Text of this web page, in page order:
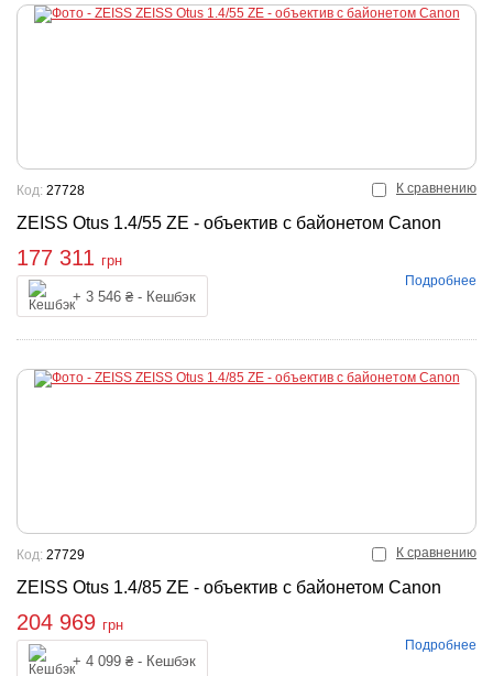
К сравнению
ZEISS Otus 1.4/55 ZE - объектив с байонетом Canon
Код: 27728
177 311 грн
+ 3 546 ₴ - Кешбэк
Купить Подробнее
К сравнению
ZEISS Otus 1.4/85 ZE - объектив с байонетом Canon
Код: 27729
204 969 грн
+ 4 099 ₴ - Кешбэк
Купить Подробнее